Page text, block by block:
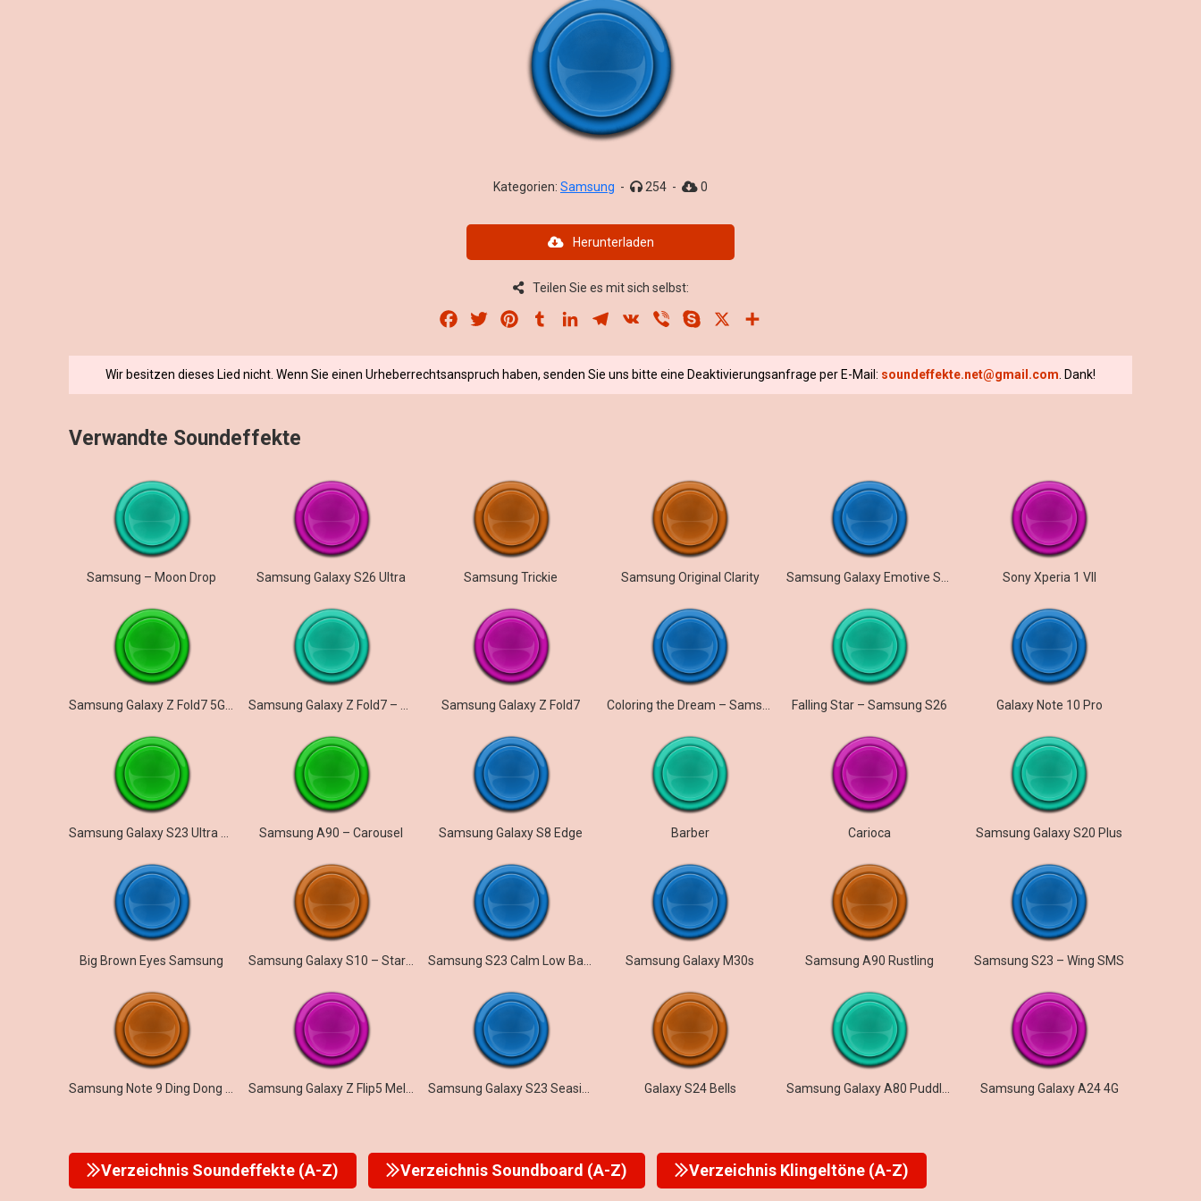
Kategorien: Samsung - 254 - 0
Herunterladen
Teilen Sie es mit sich selbst:
Facebook
Twitter PinterestTumblrLinkedInTelegram
VK Viber Skype
Wir besitzen dieses Lied nicht. Wenn Sie einen Urheberrechtsanspruch haben, senden Sie uns bitte eine Deaktivierungsanfrage per E-Mail: soundeffekte.net@gmail.com . Dank!
Verwandte Soundeffekte
Samsung – Moon Drop Samsung Galaxy S26 Ultra Samsung Trickie Samsung Original Clarity Sony Xperia 1 VII
Samsung Galaxy Z Fold7 Falling Star – Samsung S26 Galaxy Note 10 Pro
Samsung A90 – Carousel Samsung Galaxy S8 Edge Barber Carioca Samsung Galaxy S20 Plus
Big Brown Eyes Samsung Samsung Galaxy S10 – Starlite Samsung Galaxy M30s Samsung A90 Rustling Samsung S23 – Wing SMS
Galaxy S24 Bells Samsung Galaxy A24 4G
Verzeichnis Soundeffekte (A-Z) Verzeichnis Soundboard (A-Z) Verzeichnis Klingeltöne (A-Z)